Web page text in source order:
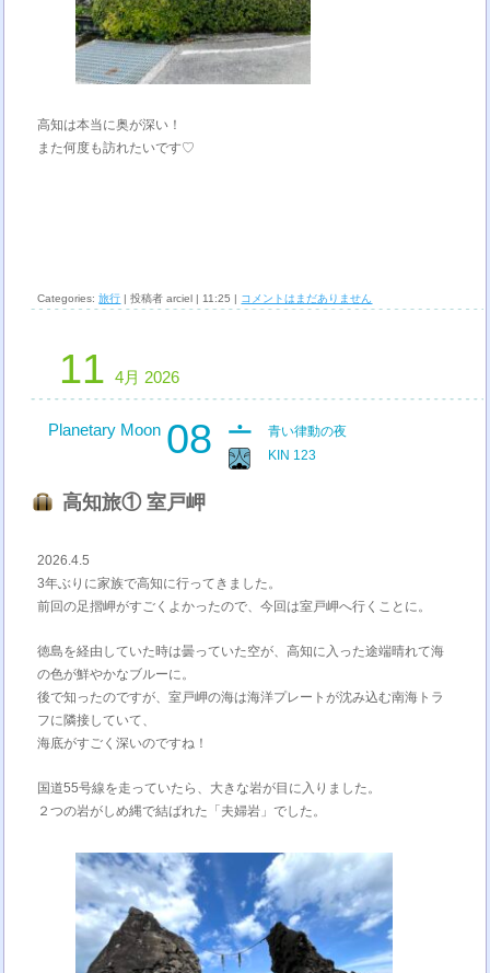
高知は本当に奥が深い！
また何度も訪れたいです♡
Categories:旅行 | 投稿者 arciel | 11:25 | コメントはまだありません
11 4月 2026
Planetary Moon 08
青い律動の夜
KIN 123
高知旅① 室戸岬
2026.4.5
3年ぶりに家族で高知に行ってきました。
前回の足摺岬がすごくよかったので、今回は室戸岬へ行くことに。
徳島を経由していた時は曇っていた空が、高知に入った途端晴れて海
の色が鮮やかなブルーに。
後で知ったのですが、室戸岬の海は海洋プレートが沈み込む南海トラ
フに隣接していて、
海底がすごく深いのですね！
国道55号線を走っていたら、大きな岩が目に入りました。
２つの岩がしめ縄で結ばれた「夫婦岩」でした。